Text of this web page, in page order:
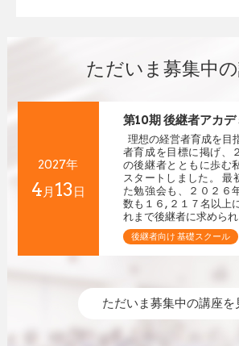
ただいま募集中
2027年
4月 13日
第10期 後継者アカデ
理想の経営者育成を目
者育成を目標に掲げ、
の後継者とともに歩む
スタートしました。 最
た勉強会も、２０２６
数も１６,２１７名以上
れまで後継者に求めら
後継者向け 基礎スクール
ただいま募集中の講座を